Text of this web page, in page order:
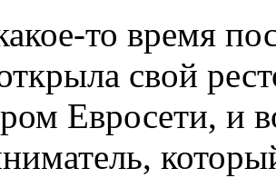
то время
свой
Евросети, и